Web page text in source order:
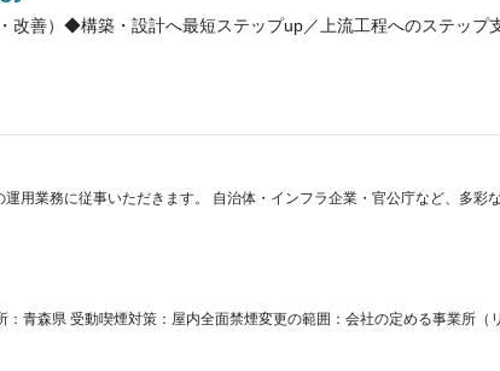
改善）◆構築・設計へ最短ステップup／上流工程へのステップ
用業務に従事いただきます。 自治体・インフラ企業・官公庁など、多彩
：青森県 受動喫煙対策：屋内全面禁煙変更の範囲：会社の定める事業所（